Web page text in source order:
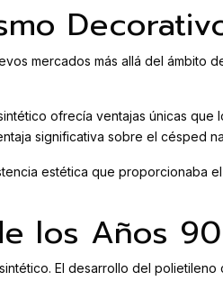
mercados más allá del ámbito
ofrecía ventajas únicas
significativa sobre el césped
estética que proporcionaba
los Años 90
El desarrollo del